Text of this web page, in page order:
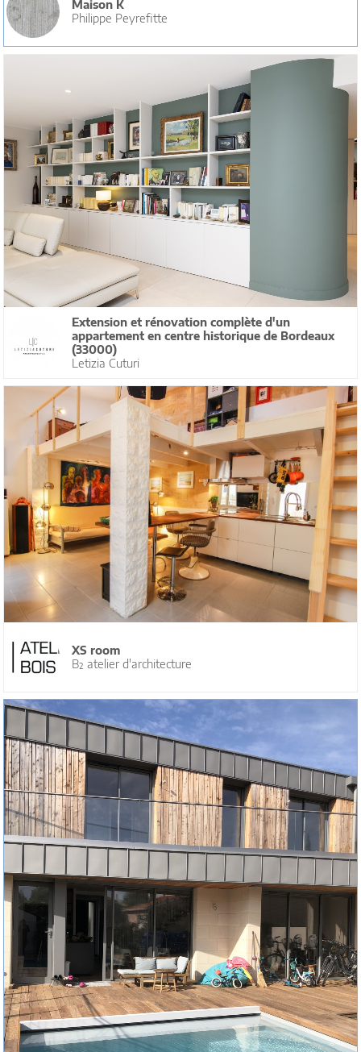
Maison K
Philippe Peyrefitte
Extension et rénovation complète d'un
appartement en centre historique de Bordeaux
(33000)
Letizia Cuturi
XS room
B² atelier d'architecture